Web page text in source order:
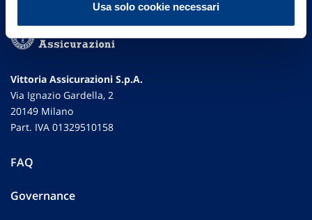
Usa solo cookie necessari
Vittoria Assicurazioni S.p.A.
Via Ignazio Gardella, 2
20149 Milano
Part. IVA 01329510158
FAQ
Governance